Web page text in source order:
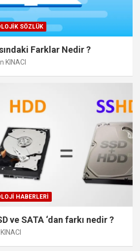
SÖZLÜK
Farklar Nedir ?
KINACI
HABERLERI
ve SATA ‘dan farkı nedir ?